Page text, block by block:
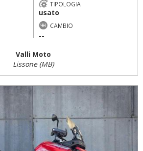
TIPOLOGIA
usato
CAMBIO
--
Valli Moto
Lissone (MB)